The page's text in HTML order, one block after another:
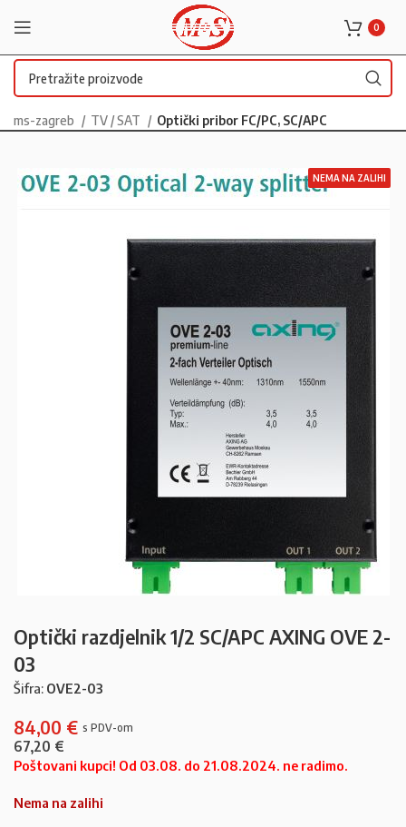
0
ms-zagreb TV / SAT Optički pribor FC/PC, SC/APC
NEMA NA ZALIHI
Optički razdjelnik 1/2 SC/APC AXING OVE 2-
03
Šifra: OVE2-03
84,00 €
67,20 €
Poštovani kupci! Od 03.08. do 21.08.2024. ne radimo.
Nema na zalihi